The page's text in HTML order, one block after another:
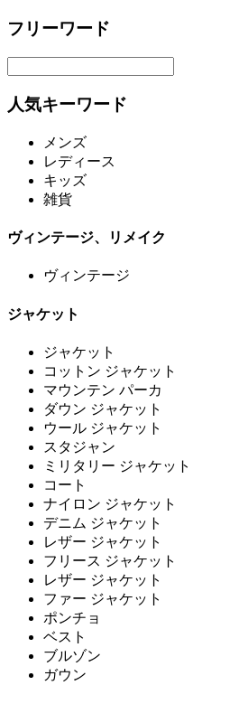
フリーワード
人気キーワード
メンズ
レディース
キッズ
雑貨
ヴィンテージ、リメイク
ヴィンテージ
ジャケット
ジャケット
コットン ジャケット
マウンテン パーカ
ダウン ジャケット
ウール ジャケット
スタジャン
ミリタリー ジャケット
コート
ナイロン ジャケット
デニム ジャケット
レザー ジャケット
フリース ジャケット
レザー ジャケット
ファー ジャケット
ポンチョ
ベスト
ブルゾン
ガウン